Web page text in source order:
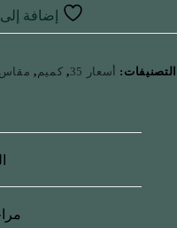
إضافة
التصنيفات: أسعار 35 , كميم , مقاس 11 الا ربع